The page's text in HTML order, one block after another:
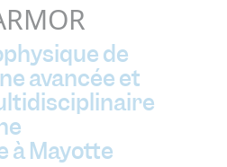
de
avancée et
à Mayotte